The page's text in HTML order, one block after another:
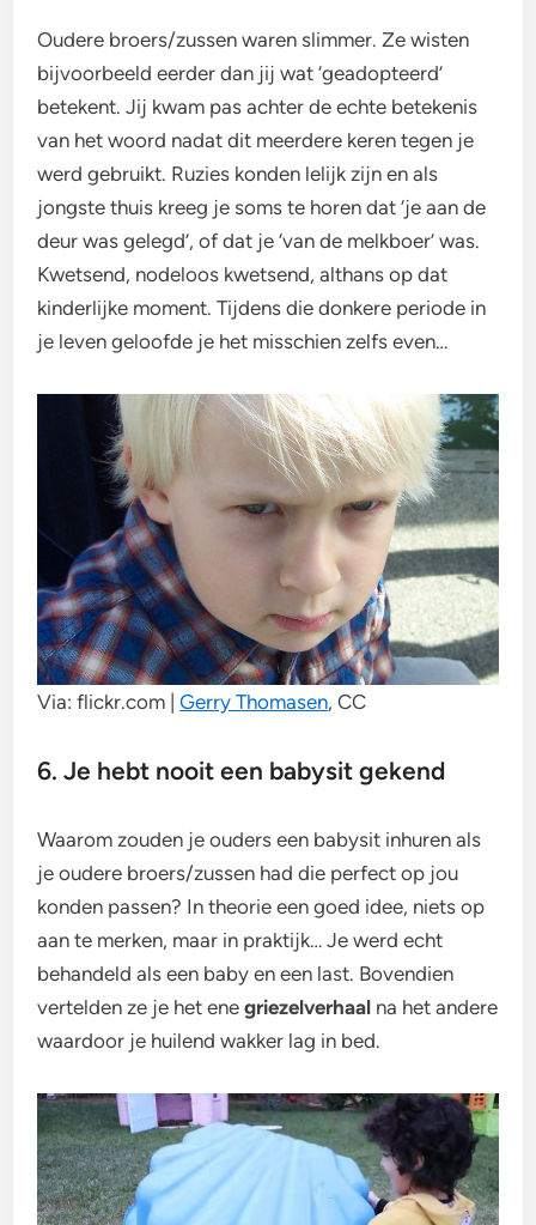
Oudere broers/zussen waren slimmer. Ze wisten
bijvoorbeeld eerder dan jij wat ‘geadopteerd’
betekent. Jij kwam pas achter de echte betekenis
van het woord nadat dit meerdere keren tegen je
werd gebruikt. Ruzies konden lelijk zijn en als
jongste thuis kreeg je soms te horen dat ‘je aan de
deur was gelegd’, of dat je ‘van de melkboer’ was.
Kwetsend, nodeloos kwetsend, althans op dat
kinderlijke moment. Tijdens die donkere periode in
je leven geloofde je het misschien zelfs even…
Via: flickr.com |Gerry Thomasen, CC
6. Je hebt nooit een babysit gekend
Waarom zouden je ouders een babysit inhuren als
je oudere broers/zussen had die perfect op jou
konden passen? In theorie een goed idee, niets op
aan te merken, maar in praktijk… Je werd echt
behandeld als een baby en een last. Bovendien
vertelden ze je het enegriezelverhaal na het andere
waardoor je huilend wakker lag in bed.